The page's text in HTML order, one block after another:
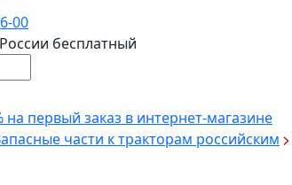
00
бесплатный
на первый заказ в интернет-магазине
части к тракторам российским